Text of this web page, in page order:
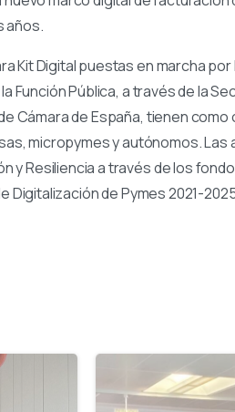
años.
Kit Digital puestas en marcha
Función Pública, a través de la
Cámara de España, tienen
micropymes y autónomos.
y Resiliencia a través de los
Digitalización de Pymes 2021-